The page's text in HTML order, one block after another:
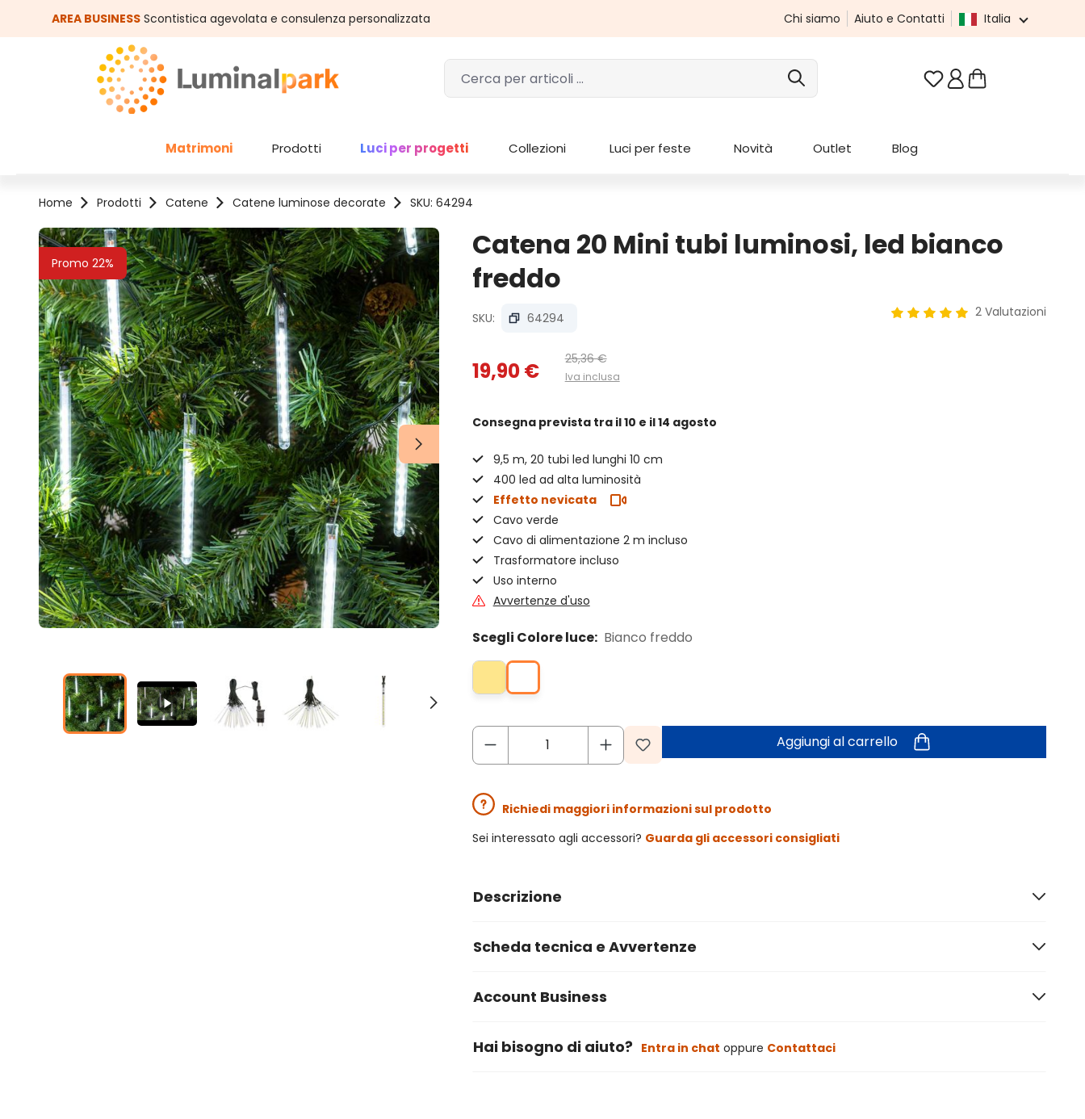
al contenuto principale
Salta alla ricerca
AREA BUSINESS Scontistica agevolata e consulenza personalizzata Chi siamo Aiuto e Contatti Italia
Hai 0 articoli nella
Matrimoni Prodotti Luci per progetti Collezioni Luci per feste Novità Outlet Blog
Home Prodotti Catene Catene luminose decorate SKU: 64294
Promo 22%
Salta la galleria di immagini
Catena 20 Mini tubi luminosi, led bianco
freddo
SKU: 64294 2 Valutazioni
19,90 € 25,36 €
Iva inclusa
Consegna prevista tra il 10 e il 14 agosto
9,5 m, 20 tubi led lunghi 10 cm
400 led ad alta luminosità
Effetto nevicata
Cavo verde
Cavo di alimentazione 2 m incluso
Trasformatore incluso
Uso interno
Avvertenze d'uso
Scegli Colore luce: Bianco freddo
Aggiungi al carrello
Richiedi maggiori informazioni sul prodotto
Sei interessato agli accessori? Guarda gli accessori consigliati
Descrizione
Scheda tecnica e Avvertenze
Account Business
Hai bisogno di aiuto? Entra in chat oppure Contattaci